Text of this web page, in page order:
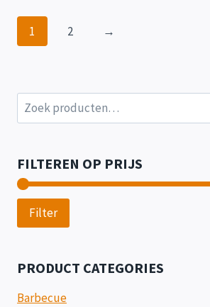
1 2 →
Zoeken
naar:
FILTEREN OP PRIJS
Filter
PRODUCT CATEGORIES
Barbecue